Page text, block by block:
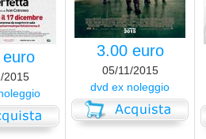
2015
3.00 euro
05/11/2015
dvd ex noleggio